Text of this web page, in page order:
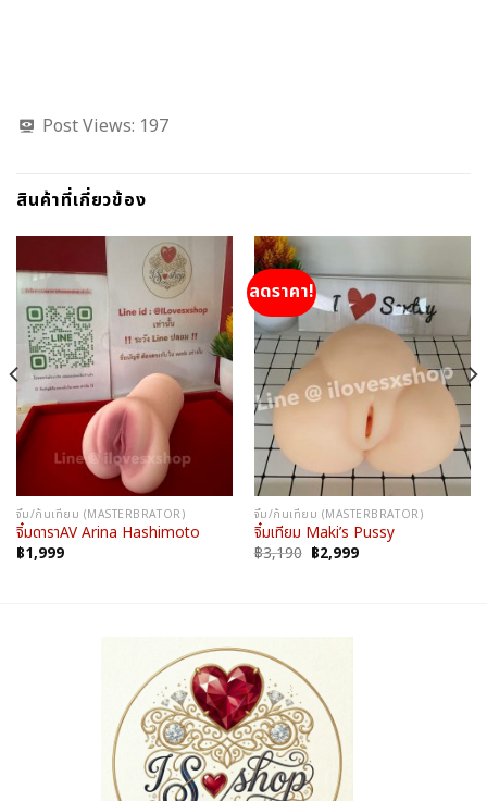
Post Views: 197
สินค้าที่เกี่ยวข้อง
จิ๋ม/ก้นเทียม (MASTERBRATOR)
จิ๋มดาราAV Arina Hashimoto
฿1,999
ลดราคา!
จิ๋ม/ก้นเทียม (MASTERBRATOR)
จิ๋มเทียม Maki’s Pussy
฿3,190 Original
price
฿2,999Current